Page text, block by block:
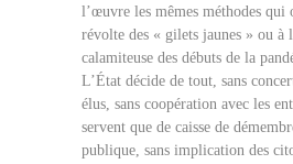
l’œuvre les mêmes méthodes qui
révolte des « gilets jaunes » ou à
calamiteuse des débuts de la
L’État décide de tout, sans
élus, sans coopération avec les
servent que de caisse de
publique, sans implication des